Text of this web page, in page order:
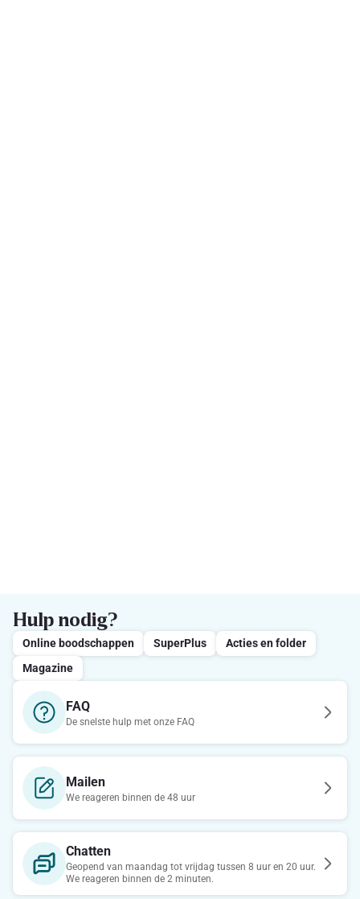
Hulp nodig?
Online boodschappen SuperPlus
Acties en folder
Magazine
FAQ
De snelste hulp met onze FAQ
Mailen
We reageren binnen de 48 uur
Chatten
Geopend van maandag tot vrijdag tussen 8 uur en 20 uur.
We reageren binnen de 2 minuten.